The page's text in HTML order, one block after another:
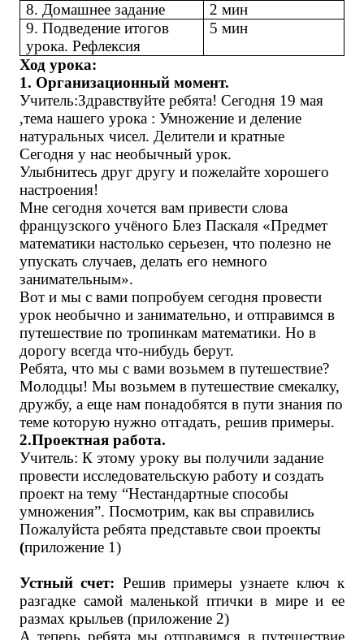
8. Домашнее задание
2 мин
9. Подведение итогов
урока. Рефлексия
5 мин
Ход урока:
1. Организационный момент.
Учитель:Здравствуйте ребята! Сегодня 19 мая
,тема нашего урока : Умножение и деление
натуральных чисел. Делители и кратные
Сегодня у нас необычный урок.
Улыбнитесь друг другу и пожелайте хорошего
настроения!
Мне сегодня хочется вам привести слова
французского учёного Блез Паскаля «Предмет
математики настолько серьезен, что полезно не
упускать случаев, делать его немного
занимательным».
Вот и мы с вами попробуем сегодня провести
урок необычно и занимательно, и отправимся в
путешествие по тропинкам математики. Но в
дорогу всегда что-нибудь берут.
Ребята, что мы с вами возьмем в путешествие?
Молодцы! Мы возьмем в путешествие смекалку,
дружбу, а еще нам понадобятся в пути знания по
теме которую нужно отгадать, решив примеры.
2.Проектная работа.
Учитель: К этому уроку вы получили задание
провести исследовательскую работу и создать
проект на тему “Нестандартные способы
умножения”. Посмотрим, как вы справились
Пожалуйста ребята представьте свои проекты
(приложение 1)
Устный счет: Решив примеры узнаете ключ к
разгадке самой маленькой птички в мире и ее
размах крыльев (приложение 2)
А теперь ребята мы отправимся в путешествие